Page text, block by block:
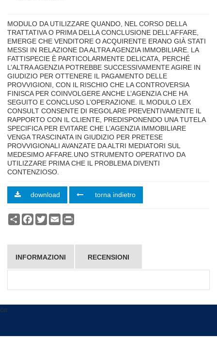
MODULO DA UTILIZZARE QUANDO, NEL CORSO DELLA
TRATTATIVA O PRIMA DELLA CONCLUSIONE DELL’AFFARE,
EMERGE CHE VENDITORE O ACQUIRENTE ERANO GIÀ STATI
MESSI IN RELAZIONE DA ALTRA AGENZIA IMMOBILIARE. LA
FATTISPECIE È PARTICOLARMENTE DELICATA, PERCHÉ
L’ALTRA AGENZIA POTREBBE SUCCESSIVAMENTE AGIRE IN
GIUDIZIO PER OTTENERE IL PAGAMENTO DELLE
PROVVIGIONI, CON IL RISCHIO CHE LA CONTROVERSIA
FINISCA PER COINVOLGERE ANCHE L’AGENZIA CHE HA
SEGUITO E CONCLUSO L’OPERAZIONE. IL MODULO LEX
CONSULT CONSENTE DI REGOLARE PREVENTIVAMENTE IL
RAPPORTO CON IL CLIENTE, PREDISPONENDO UNA TUTELA
SPECIFICA PER EVITARE CHE L’AGENZIA IMMOBILIARE
VENGA TRASCINATA IN GIUDIZIO PER PRETESE
PROVVIGIONALI AVANZATE DA ALTRI MEDIATORI SUL
MEDESIMO AFFARE.UNO STRUMENTO OPERATIVO DA
UTILIZZARE PRIMA CHE IL PROBLEMA DIVENTI
CONTENZIOSO.
download torna indietro
CondividiFacebook
TwitterEmail
INFORMAZIONI RECENSIONI
ca